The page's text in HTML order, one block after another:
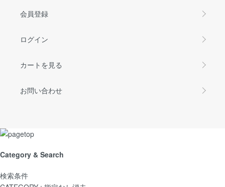
会員登録
ログイン
カートを見る
お問い合わせ
Category & Search
検索条件